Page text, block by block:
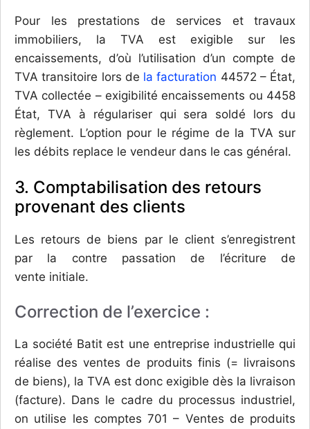
Pour les prestations de services et travaux
immobiliers, la TVA est exigible sur les
encaissements, d’où l’utilisation d’un compte de
TVA transitoire lors de la facturation 44572 – État,
TVA collectée – exigibilité encaissements ou 4458
État, TVA à régulariser qui sera soldé lors du
règlement. L’option pour le régime de la TVA sur
les débits replace le vendeur dans le cas général.
3. Comptabilisation des retours
provenant des clients
Les retours de biens par le client s’enregistrent
par la contre passation de l’écriture de
vente initiale.
Correction de l’exercice :
La société Batit est une entreprise industrielle qui
réalise des ventes de produits finis (= livraisons
de biens), la TVA est donc exigible dès la livraison
(facture). Dans le cadre du processus industriel,
on utilise les comptes 701 – Ventes de produits